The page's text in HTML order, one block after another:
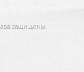
защищены.